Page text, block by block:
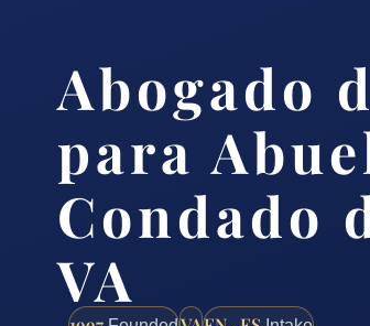
Abogado
para
Condado
VA